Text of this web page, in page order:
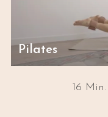
Pilates
16